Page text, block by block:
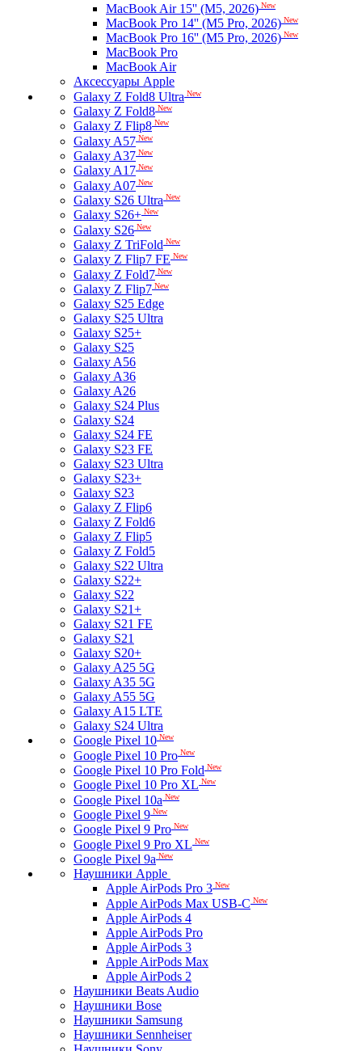
MacBook Air 15'' (M5, 2026) New
MacBook Pro 14'' (M5 Pro, 2026) New
MacBook Pro 16'' (M5 Pro, 2026) New
MacBook Pro
MacBook Air
Аксессуары Apple
Galaxy Z Fold8 Ultra New
Galaxy Z Fold8 New
Galaxy Z Flip8 New
Galaxy A57 New
Galaxy A37 New
Galaxy A17 New
Galaxy A07 New
Galaxy S26 Ultra New
Galaxy S26+ New
Galaxy S26 New
Galaxy Z TriFold New
Galaxy Z Flip7 FE New
Galaxy Z Fold7 New
Galaxy Z Flip7 New
Galaxy S25 Edge
Galaxy S25 Ultra
Galaxy S25+
Galaxy S25
Galaxy A56
Galaxy A36
Galaxy A26
Galaxy S24 Plus
Galaxy S24
Galaxy S24 FE
Galaxy S23 FE
Galaxy S23 Ultra
Galaxy S23+
Galaxy S23
Galaxy Z Flip6
Galaxy Z Fold6
Galaxy Z Flip5
Galaxy Z Fold5
Galaxy S22 Ultra
Galaxy S22+
Galaxy S22
Galaxy S21+
Galaxy S21 FE
Galaxy S21
Galaxy S20+
Galaxy A25 5G
Galaxy A35 5G
Galaxy A55 5G
Galaxy A15 LTE
Galaxy S24 Ultra
Google Pixel 10 New
Google Pixel 10 Pro New
Google Pixel 10 Pro Fold New
Google Pixel 10 Pro XL New
Google Pixel 10a New
Google Pixel 9 New
Google Pixel 9 Pro New
Google Pixel 9 Pro XL New
Google Pixel 9a New
Наушники Apple
Apple AirPods Pro 3 New
Apple AirPods Max USB-C New
Apple AirPods 4
Apple AirPods Pro
Apple AirPods 3
Apple AirPods Max
Apple AirPods 2
Наушники Beats Audio
Наушники Bose
Наушники Samsung
Наушники Sennheiser